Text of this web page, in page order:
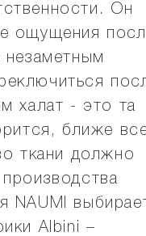
Он
ощущения
халат - это та
ближе
ткани должно
NAUMI
Albini –